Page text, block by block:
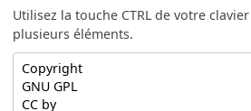
Utilisez la touche CTRL de votre
plusieurs éléments.